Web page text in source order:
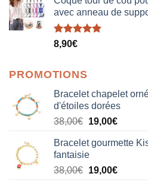
avec anneau de
Note5.00
8,90€
PROMOTIONS
Bracelet chapelet
d'étoiles dorées
38,00€ Le
initial
était :
38,00€.
19,00€Le
actuel
19,00€.
Bracelet gourmette
fantaisie
38,00€ Le
19,00€Le